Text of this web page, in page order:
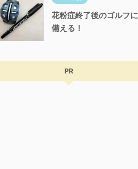
花粉症終了後のゴルフに
備える！
PR